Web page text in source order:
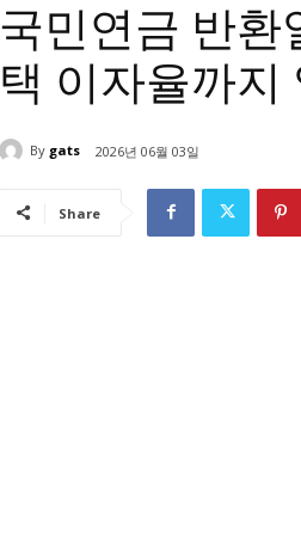
국민연금 반환
택 이자율까지
By gats 2026년 06월 03일
Share